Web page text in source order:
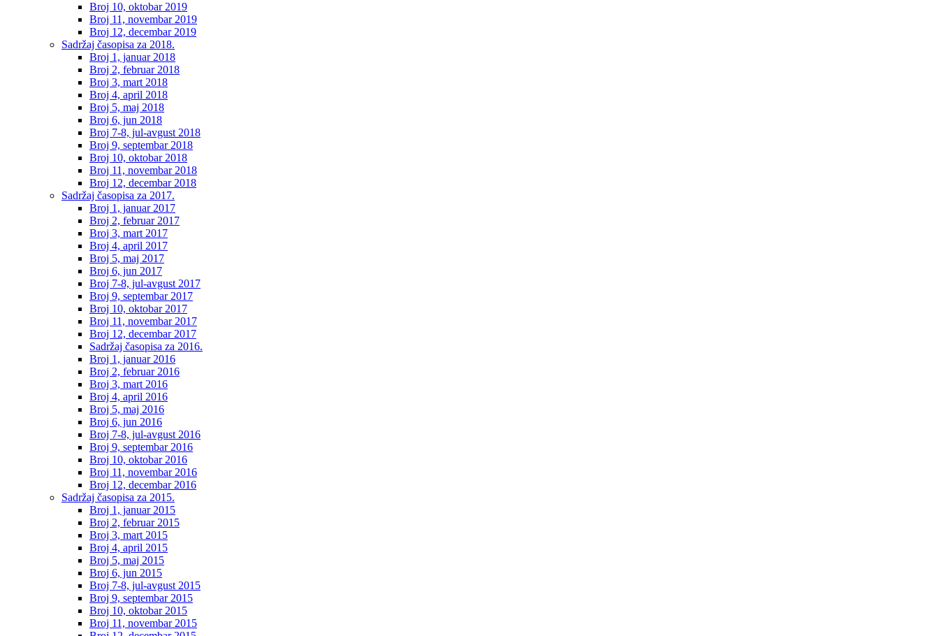
Broj 10, oktobar 2019
Broj 11, novembar 2019
Broj 12, decembar 2019
Sadržaj časopisa za 2018.
Broj 1, januar 2018
Broj 2, februar 2018
Broj 3, mart 2018
Broj 4, april 2018
Broj 5, maj 2018
Broj 6, jun 2018
Broj 7-8, jul-avgust 2018
Broj 9, septembar 2018
Broj 10, oktobar 2018
Broj 11, novembar 2018
Broj 12, decembar 2018
Sadržaj časopisa za 2017.
Broj 1, januar 2017
Broj 2, februar 2017
Broj 3, mart 2017
Broj 4, april 2017
Broj 5, maj 2017
Broj 6, jun 2017
Broj 7-8, jul-avgust 2017
Broj 9, septembar 2017
Broj 10, oktobar 2017
Broj 11, novembar 2017
Broj 12, decembar 2017
Sadržaj časopisa za 2016.
Broj 1, januar 2016
Broj 2, februar 2016
Broj 3, mart 2016
Broj 4, april 2016
Broj 5, maj 2016
Broj 6, jun 2016
Broj 7-8, jul-avgust 2016
Broj 9, septembar 2016
Broj 10, oktobar 2016
Broj 11, novembar 2016
Broj 12, decembar 2016
Sadržaj časopisa za 2015.
Broj 1, januar 2015
Broj 2, februar 2015
Broj 3, mart 2015
Broj 4, april 2015
Broj 5, maj 2015
Broj 6, jun 2015
Broj 7-8, jul-avgust 2015
Broj 9, septembar 2015
Broj 10, oktobar 2015
Broj 11, novembar 2015